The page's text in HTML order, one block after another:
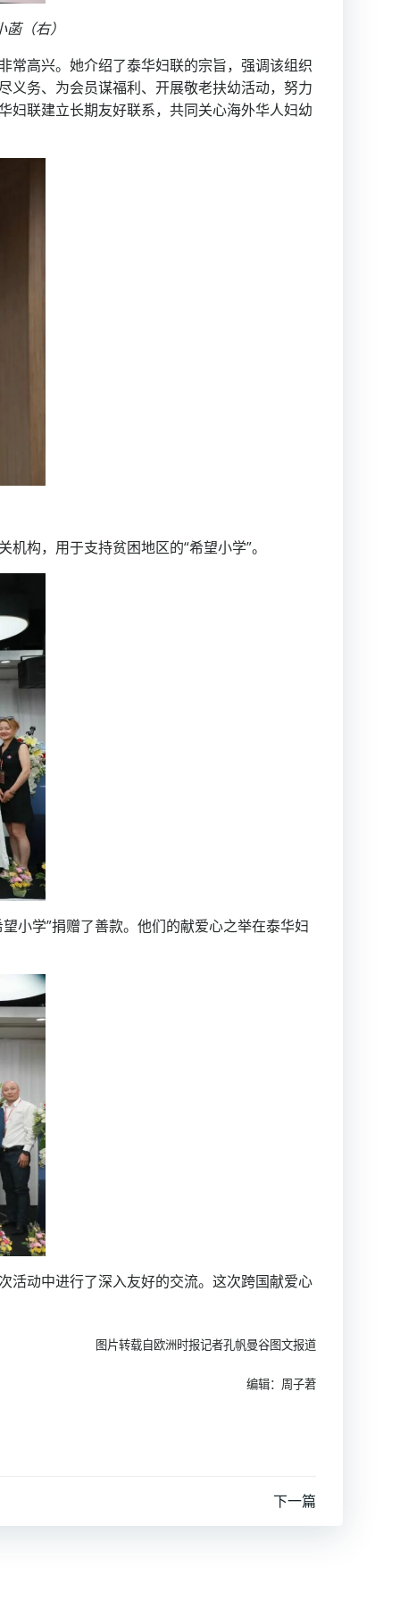
（右）
常高兴。她介绍了泰华妇联的宗旨，强调该组织
义务、为会员谋福利、开展敬老扶幼活动，努力
妇联建立长期友好联系，共同关心海外华人妇幼
构，用于支持贫困地区的“希望小学”。
小学”捐赠了善款。他们的献爱心之举在泰华妇
活动中进行了深入友好的交流。这次跨国献爱心
图片转载自欧洲时报记者孔帆曼谷图文报道
编辑：周子莙
下一篇